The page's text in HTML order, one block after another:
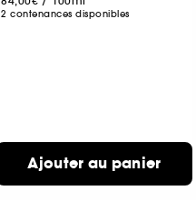
2 contenances disponibles
Ajouter au panier